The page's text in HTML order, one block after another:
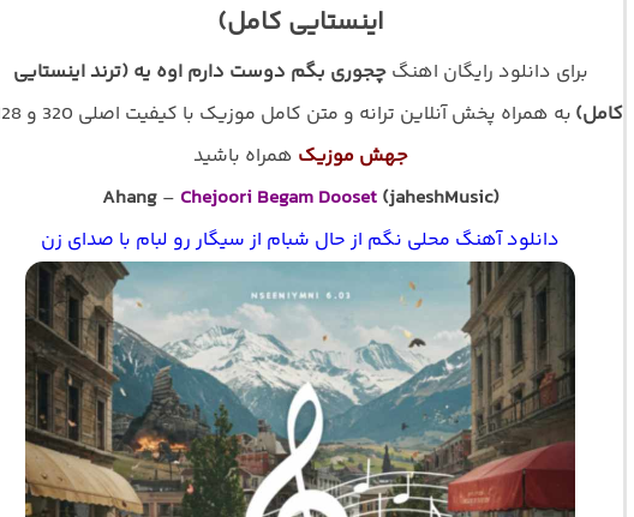
اینستایی کامل)
برای دانلود رایگان اهنگچجوری بگم دوست دارم اوه یه (ترند اینستایی
کامل) به همراه پخش آنلاین ترانه و متن کامل موزیک با کیفیت اصلی 320 و 128 با
جهش موزیک همراه باشید
Ahang – Chejoori Begam Dooset(jaheshMusic)
دانلود آهنگ محلی نگم از حال شبام از سیگار رو لبام با صدای زن